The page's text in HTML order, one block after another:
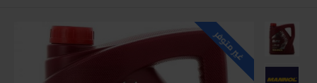
غير متوفر